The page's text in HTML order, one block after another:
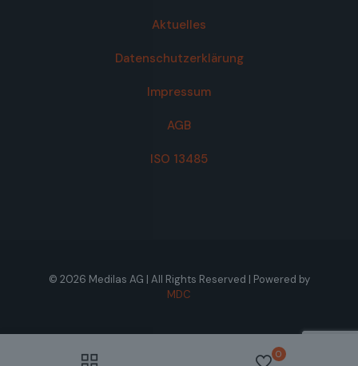
Aktuelles
Datenschutzerklärung
Impressum
AGB
ISO 13485
© 2026 Medilas AG | All Rights Reserved | Powered by
MDC
0